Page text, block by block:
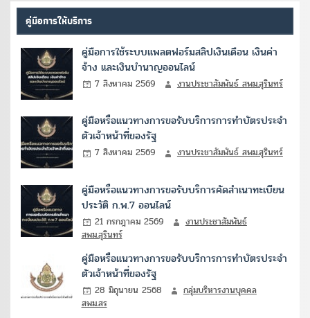
คู่มือการให้บริการ
คู่มือการใช้ระบบแพลตฟอร์มสลิปเงินเดือน เงินค่า
จ้าง และเงินบำนาญออนไลน์
7 สิงหาคม 2569 งานประชาสัมพันธ์ สพม.สุรินทร์
คู่มือหรือแนวทางการขอรับบริการการทำบัตรประจำ
ตัวเจ้าหน้าที่ของรัฐ
7 สิงหาคม 2569 งานประชาสัมพันธ์ สพม.สุรินทร์
คู่มือหรือแนวทางการขอรับบริการคัดสำเนาทะเบียน
ประวัติ ก.พ.7 ออนไลน์
21 กรกฎาคม 2569
งานประชาสัมพันธ์
สพม.สุรินทร์
คู่มือหรือแนวทางการขอรับบริการการทำบัตรประจำ
ตัวเจ้าหน้าที่ของรัฐ
28 มิถุนายน 2568
กลุ่มบริหารงานบุคคล
สพม.สร